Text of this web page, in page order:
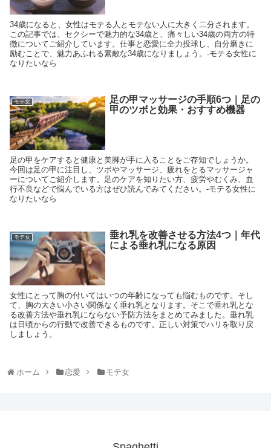
34歳になると、女性はモテる人とモテない人に大きく二分されます。
この記事では、セクシーで魅力的な34歳と、痛々しい34歳の両方の特
徴についてご紹介しています。仕事と恋愛に全力投球し、自分磨きに
励むことで、魅力あふれる素敵な34歳になりましょう。-モテる女性に
なりたいなら
モテ女
足の甲マッサージの手順6つ｜足の
甲のツボと効果・おすすめ機器
足の甲をケアすると健康と美脚が手に入ることをご存知でしょうか。
今回は足の甲に注目し、ツボやマッサージ、疲れをとるマッサージャ
ーについてご紹介します。足のケアを知りたい方、疲労やむくみ、血
行不良などで悩んでいる方はぜひ読んでみてください。-モテる女性に
なりたいなら
モテ女
垂れ乳を改善させる方法4つ｜年代
による垂れ乳になる原因
女性にとって胸の付いてはいつの年齢になっても悩むものです。そし
て、胸の大きい小さい関係なく垂れ乳となります。そこで垂れ乳とな
る改善方法や垂れ乳にならない予防方法をまとめてみました。垂れ乳
は日頃からの行動で改善できるものです。正しい対策でハリを取り戻
しましょう。
ホーム 恋愛 モテ女